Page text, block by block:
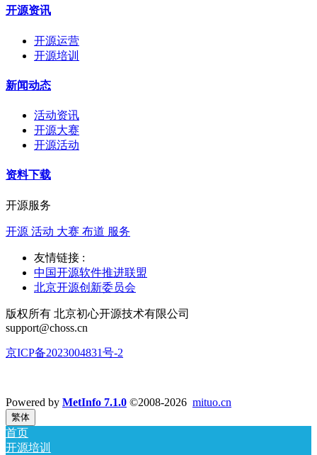
开源资讯
开源运营
开源培训
新闻动态
活动资讯
开源大赛
开源活动
资料下载
开源服务
开源 活动 大赛 布道 服务
友情链接 :
中国开源软件推进联盟
北京开源创新委员会
版权所有 北京初心开源技术有限公司
support@choss.cn
京ICP备2023004831号-2
Powered by MetInfo 7.1.0 ©2008-2026 mituo.cn
繁体
首页
开源培训